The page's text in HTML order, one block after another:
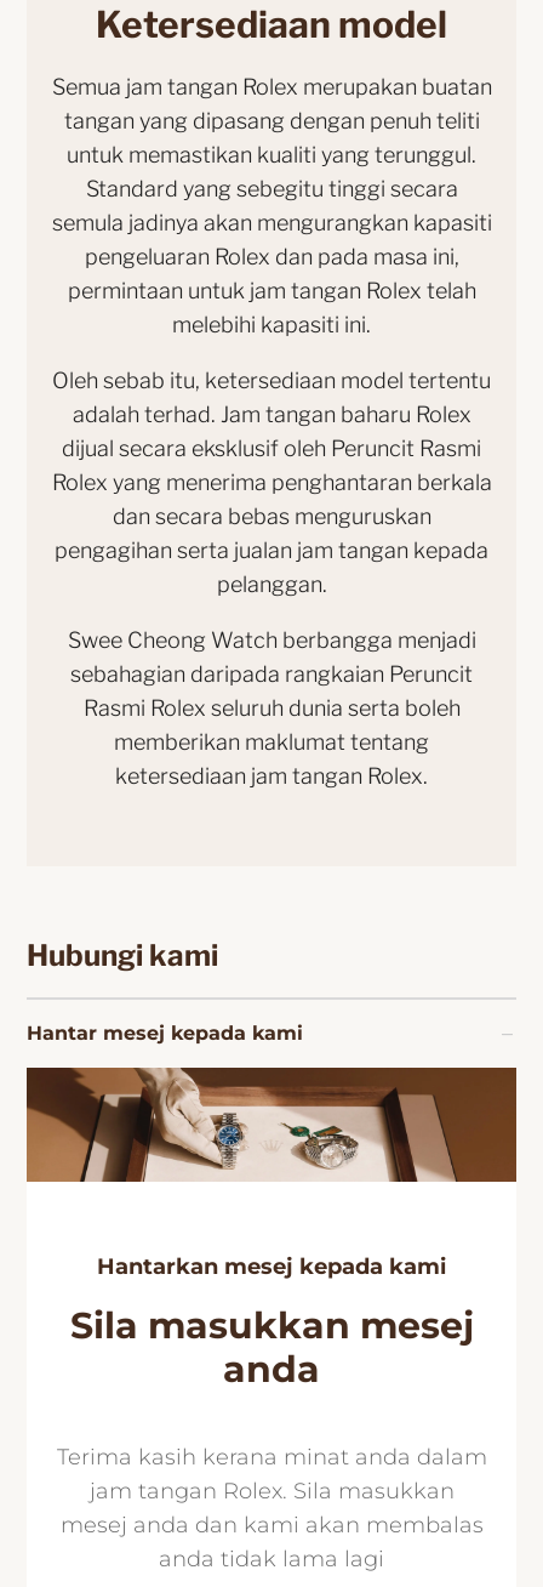
Ketersediaan model
Semua jam tangan Rolex merupakan buatan
tangan yang dipasang dengan penuh teliti
untuk memastikan kualiti yang terunggul.
Standard yang sebegitu tinggi secara
semula jadinya akan mengurangkan kapasiti
pengeluaran Rolex dan pada masa ini,
permintaan untuk jam tangan Rolex telah
melebihi kapasiti ini.
Oleh sebab itu, ketersediaan model tertentu
adalah terhad. Jam tangan baharu Rolex
dijual secara eksklusif oleh Peruncit Rasmi
Rolex yang menerima penghantaran berkala
dan secara bebas menguruskan
pengagihan serta jualan jam tangan kepada
pelanggan.
Swee Cheong Watch berbangga menjadi
sebahagian daripada rangkaian Peruncit
Rasmi Rolex seluruh dunia serta boleh
memberikan maklumat tentang
ketersediaan jam tangan Rolex.
Hubungi kami
Hantar mesej kepada kami
Hantarkan mesej kepada kami
Sila masukkan mesej
anda
Terima kasih kerana minat anda dalam
jam tangan Rolex. Sila masukkan
mesej anda dan kami akan membalas
anda tidak lama lagi